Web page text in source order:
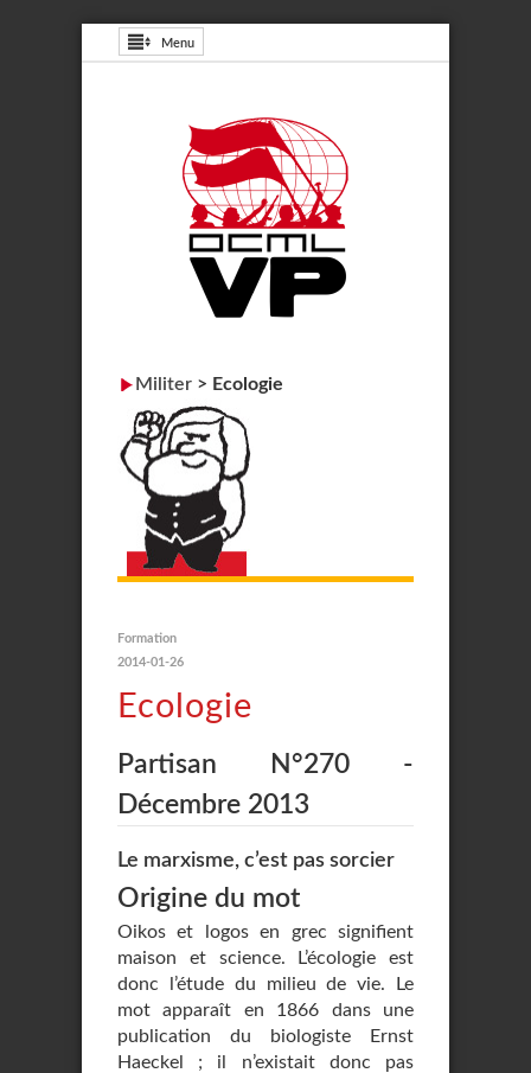
Menu
Militer > Ecologie
Formation
2014-01-26
Ecologie
Partisan N°270 -
Décembre 2013
Le marxisme, c’est pas sorcier
Origine du mot
Oikos et logos en grec signifient
maison et science. L’écologie est
donc l’étude du milieu de vie. Le
mot apparaît en 1866 dans une
publication du biologiste Ernst
Haeckel ; il n’existait donc pas